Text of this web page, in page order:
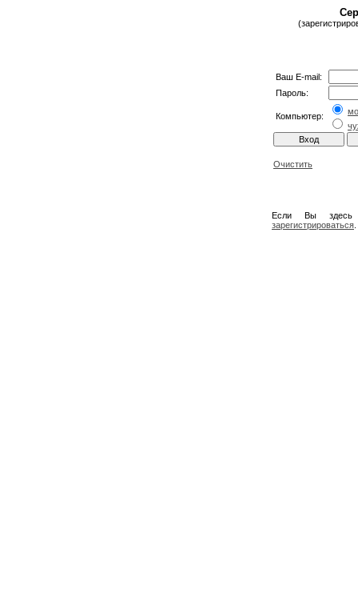
Ваш E-mail:
Пароль:
Компьютер:
Очистить
Если Вы
зарегистрироваться